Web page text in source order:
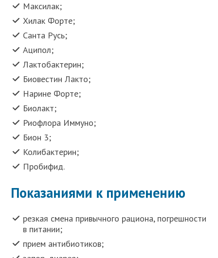
Максилак;
Хилак Форте;
Санта Русь;
Аципол;
Лактобактерин;
Биовестин Лакто;
Нарине Форте;
Биолакт;
Риофлора Иммуно;
Бион 3;
Колибактерин;
Пробифид.
Показаниями к применению
резкая смена привычного рациона, погрешности
в питании;
прием антибиотиков;